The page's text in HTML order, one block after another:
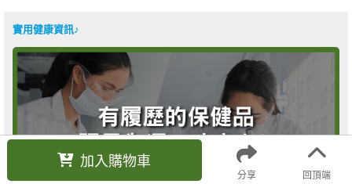
實用健康資訊♪
加入購物車
分享 回頂端